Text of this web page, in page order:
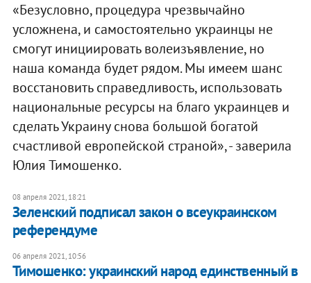
«Безусловно, процедура чрезвычайно
усложнена, и самостоятельно украинцы не
смогут инициировать волеизъявление, но
наша команда будет рядом. Мы имеем шанс
восстановить справедливость, использовать
национальные ресурсы на благо украинцев и
сделать Украину снова большой богатой
счастливой европейской страной», - заверила
Юлия Тимошенко.
08 апреля 2021, 18:21
Зеленский подписал закон о всеукраинском
референдуме
06 апреля 2021, 10:56
Тимошенко: украинский народ единственный в